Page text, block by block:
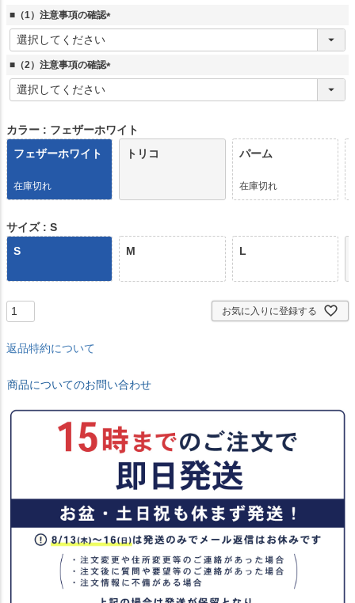
■（1）注意事項の確認
(
須
■（2）注意事項の確認
(
)
カラー
フェザーホワイト
フェザーホワイト
在庫切れ
トリコ パーム
在庫切れ
サイズ
S
S
M L
お気に入りに登録する
返品特約について
商品についてのお問い合わせ